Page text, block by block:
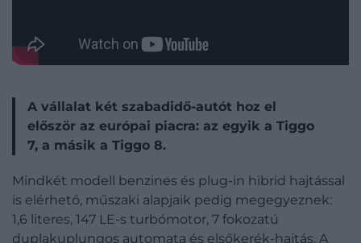
A vállalat két szabadidő-autót hoz el
először az európai piacra: az egyik a Tiggo
7, a másik a Tiggo 8.
Mindkét modell benzines és plug-in hibrid hajtással
is elérhető, műszaki alapjaik pedig megegyeznek:
1,6 literes, 147 LE-s turbómotor, 7 fokozatú
duplakuplungos automata és elsőkerék-hajtás. A